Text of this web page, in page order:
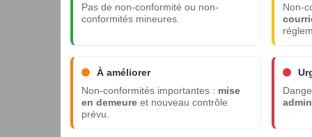
Pas de non-conformité ou non-
conformités mineures.
Non-
À améliorer
Non-conformités importantes : mise
en demeure et nouveau contrôle
prévu.